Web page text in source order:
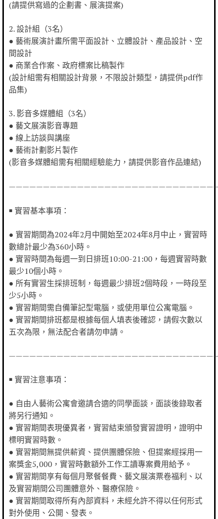
(請提供寫過的企劃書、展演提案)
2. 設計組（3名）
● 藝術展演計畫所需平面設計、立體設計、產品設計、空
間設計
● 商業合作案、政府標案比稿製作
(設計組需有相關設計背景，不限設計類型，請提供pdf作
品集)
3. 影音多媒體組（3名）
● 藝文展演影音專題
● 線上訪談與講座
● 藝術計劃影片製作
(影音多媒體組需有相關經驗能力，請提供影音作品連結)
￭ 實習基本事項：
● 實習期間為2024年2月中開始至2024年8月中止，實習時
數總計最少為360小時。
● 實習時間為每週一到日排班10:00-21:00，每週實習時數
最少10個小時。
● 所有實習生採排班制，每週最少排班2個時段，一時段至
少5小時。
● 實習期間需自備筆記型電腦，或使用單位公寓電腦。
● 實習期間排班都是根據每個人填表後確認，請假次數以
五次為限，無法配合者請勿申請。
￭ 實習注意事項：
● 自由人藝術公寓會邀請合適的同學面談，面談後錄取者
將另行通知。
● 實習期間表現優異者，實習結束頒發實習證明，證明中
標明實習時數。
● 實習期間無提供薪資、提供團體保險、但提案經採用一
案獎金5,000，實習時數額外工作工讀專案費用給予。
● 實習期間享有每個月聚餐餐費、藝文展演票卷福利、以
及實習期間公司團體意外、醫療保險。
● 實習期間取得所有內部資料，未經允許不得以任何形式
對外使用、公開、發表。